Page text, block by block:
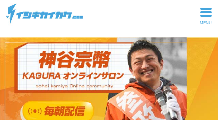
トップページ
動画を見る
記事を読む
セミナーに参加